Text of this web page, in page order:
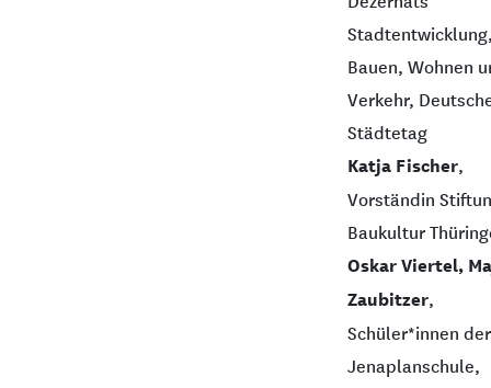
Bauen, Wohnen
Verkehr,
Städtetag
Katja Fischer,
Vorständin
Baukultur
Oskar Viertel,
Zaubitzer,
Schüler*innen der
Jenaplanschule,